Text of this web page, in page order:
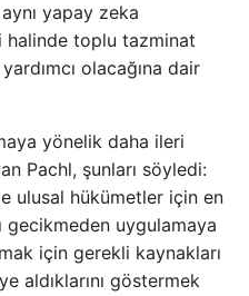
yapay zeka
halinde toplu tazminat
olacağına dair
yönelik daha ileri
Pachl, şunları söyledi:
ulusal hükümetler için en
gecikmeden uygulamaya
için gerekli kaynakları
aldıklarını göstermek